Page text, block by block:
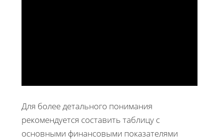
Для более детального понимания
рекомендуется составить таблицу с
основными финансовыми показателями